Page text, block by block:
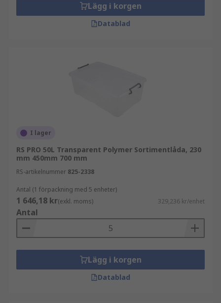
Lägg i korgen
Datablad
I lager
RS PRO 50L Transparent Polymer Sortimentlåda, 230
mm 450mm 700 mm
RS-artikelnummer 825-2338
Antal (1 förpackning med 5 enheter)
1 646,18 kr(exkl. moms) 329,236 kr/enhet
Antal
Lägg i korgen
Datablad